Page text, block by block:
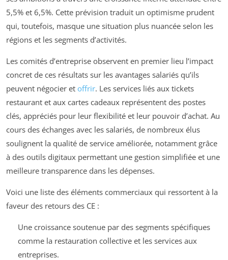
5,5% et 6,5%. Cette prévision traduit un optimisme prudent
qui, toutefois, masque une situation plus nuancée selon les
régions et les segments d’activités.
Les comités d’entreprise observent en premier lieu l’impact
concret de ces résultats sur les avantages salariés qu’ils
peuvent négocier et offrir. Les services liés aux tickets
restaurant et aux cartes cadeaux représentent des postes
clés, appréciés pour leur flexibilité et leur pouvoir d’achat. Au
cours des échanges avec les salariés, de nombreux élus
soulignent la qualité de service améliorée, notamment grâce
à des outils digitaux permettant une gestion simplifiée et une
meilleure transparence dans les dépenses.
Voici une liste des éléments commerciaux qui ressortent à la
faveur des retours des CE :
Une croissance soutenue par des segments spécifiques
comme la restauration collective et les services aux
entreprises.